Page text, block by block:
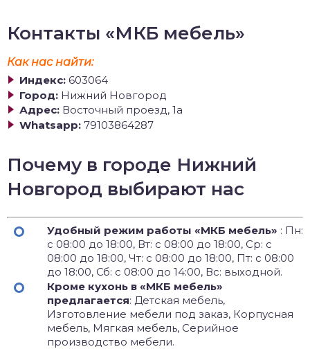
Контакты «МКБ мебель»
Как нас найти:
Индекс: 603064
Город: Нижний Новгород
Адрес: Восточный проезд, 1а
Whatsapp: 79103864287
Почему в городе Нижний
Новгород выбирают нас
Удобный режим работы «МКБ мебель» : Пн:
с 08:00 до 18:00, Вт: с 08:00 до 18:00, Ср: с
08:00 до 18:00, Чт: с 08:00 до 18:00, Пт: с 08:00
до 18:00, Сб: с 08:00 до 14:00, Вс: выходной.
Кроме кухонь в «МКБ мебель»
предлагается: Детская мебель,
Изготовление мебели под заказ, Корпусная
мебель, Мягкая мебель, Серийное
производство мебели.